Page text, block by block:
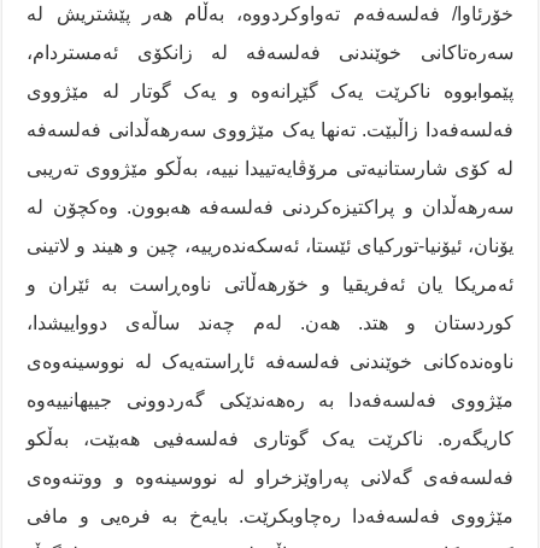
خۆرئاوا/ فەلسەفەم تەواوکردووە، بەڵام هەر پێشتریش لە
سەرەتاکانی خوێندنی فەلسەفە لە زانکۆی ئەمستردام،
پێموابووە ناکرێت یەک گێڕانەوە و یەک گوتار لە مێژووی
فەلسەفەدا زاڵبێت. تەنها یەک مێژووی سەرهەڵدانی فەلسەفە
لە کۆی شارستانیەتی مرۆڤایەتییدا نییە، بەڵکو مێژووی تەریبی
سەرهەڵدان و پراکتیزەکردنی فەلسەفە هەبوون. وەکچۆن لە
یۆنان، ئیۆنیا-تورکیای ئێستا، ئەسکەندەرییە، چین و هیند و لاتینی
ئەمریکا یان ئەفریقیا و خۆرهەڵاتی ناوەڕاست بە ئێران و
کوردستان و هتد. هەن. لەم چەند ساڵەی دوواییشدا،
ناوەندەکانی خوێندنی فەلسەفە ئاڕاستەیەک لە نووسینەوەی
مێژووی فەلسەفەدا بە رەهەندێکی گەردوونی جییهانییەوە
کاریگەرە. ناکرێت یەک گوتاری فەلسەفیی هەبێت، بەڵکو
فەلسەفەی گەلانی پەراوێزخراو لە نووسینەوە و ووتنەوەی
مێژووی فەلسەفەدا رەچاوبکرێت. بایەخ بە فرەیی و مافی